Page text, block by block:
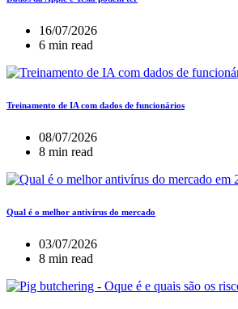
16/07/2026
6 min read
Treinamento de IA com dados de funcionários
08/07/2026
8 min read
Qual é o melhor antivírus do mercado
03/07/2026
8 min read